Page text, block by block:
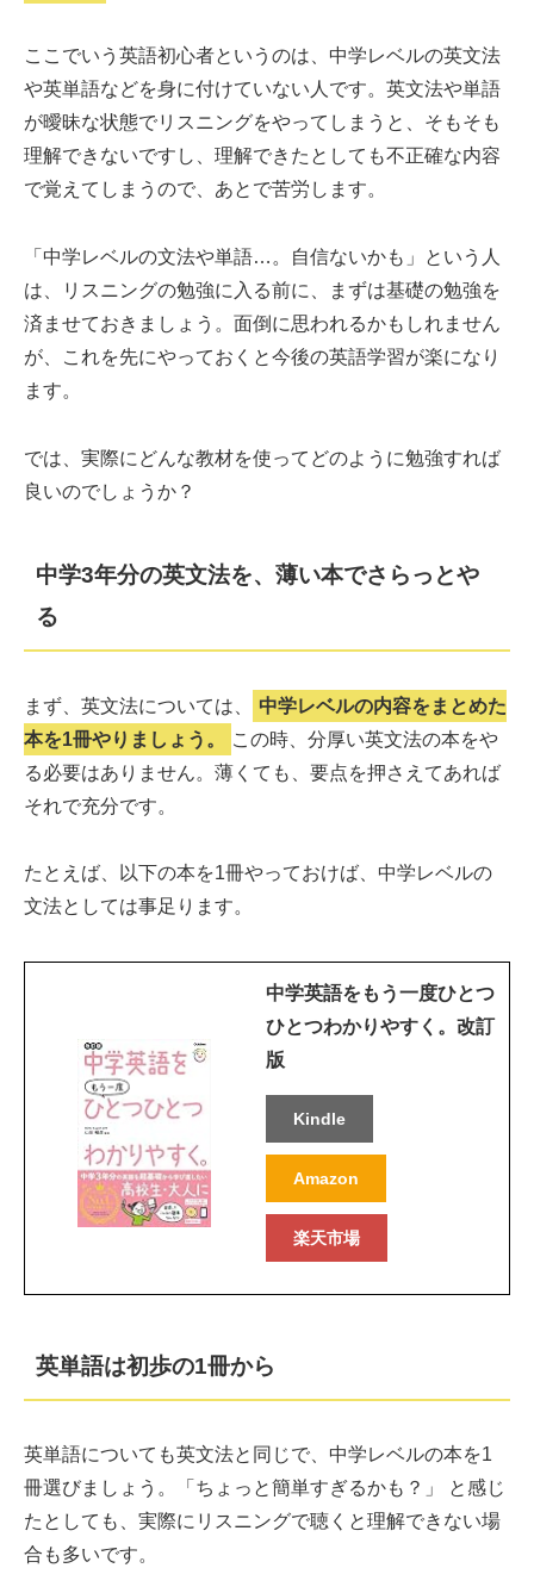
ここでいう英語初心者というのは、中学レベルの英文法
や英単語などを身に付けていない人です。英文法や単語
が曖昧な状態でリスニングをやってしまうと、そもそも
理解できないですし、理解できたとしても不正確な内容
で覚えてしまうので、あとで苦労します。
「中学レベルの文法や単語…。自信ないかも」という人
は、リスニングの勉強に入る前に、まずは基礎の勉強を
済ませておきましょう。面倒に思われるかもしれません
が、これを先にやっておくと今後の英語学習が楽になり
ます。
では、実際にどんな教材を使ってどのように勉強すれば
良いのでしょうか？
中学3年分の英文法を、薄い本でさらっとや
る
まず、英文法については、
中学レベルの内容をまとめた
本を1冊やりましょう。
この時、分厚い英文法の本をや
る必要はありません。薄くても、要点を押さえてあれば
それで充分です。
たとえば、以下の本を1冊やっておけば、中学レベルの
文法としては事足ります。
中学英語をもう一度ひとつ
ひとつわかりやすく。改訂
版
Kindle
Amazon
楽天市場
英単語は初歩の1冊から
英単語についても英文法と同じで、中学レベルの本を1
冊選びましょう。「ちょっと簡単すぎるかも？」 と感じ
たとしても、実際にリスニングで聴くと理解できない場
合も多いです。